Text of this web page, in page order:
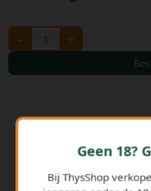
- +
Geen 18?
Bij ThysShop